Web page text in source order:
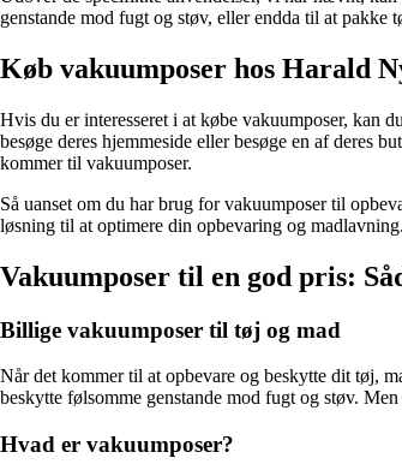
genstande mod fugt og støv, eller endda til at
Køb vakuumposer hos Harald
Hvis du er interesseret i at købe vakuumposer, kan
besøge deres hjemmeside eller besøge en af deres
kommer til vakuumposer.
Så uanset om du har brug for vakuumposer til
løsning til at optimere din opbevaring og
Vakuumposer til en god pris:
Billige vakuumposer til tøj og mad
Når det kommer til at opbevare og beskytte dit tøj,
beskytte følsomme genstande mod fugt og støv.
Hvad er vakuumposer?